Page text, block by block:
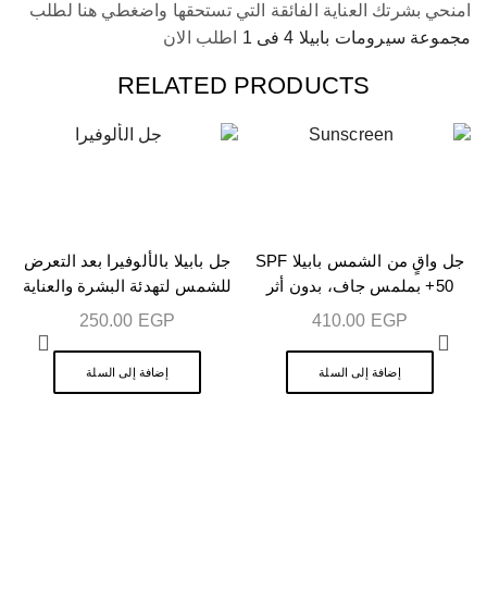
امنحي بشرتك العناية الفائقة التي تستحقها واضغطي هنا لطلب
مجموعة سيرومات بابيلا 4 فى 1
اطلب الان
RELATED PRODUCTS
جل واقٍ من الشمس بابيلا SPF
50+ بملمس جاف، بدون أثر
أبيض، 50 مل – اشترِ واحدًا
واحصل على الآخر مجانًا
410.00 EGP
إضافة إلى السلة
جل بابيلا بالألوفيرا بعد التعرض
للشمس لتهدئة البشرة والعناية
بها 200 مل – اشترِ واحدًا واحصل
250.00 EGP
إضافة إلى السلة